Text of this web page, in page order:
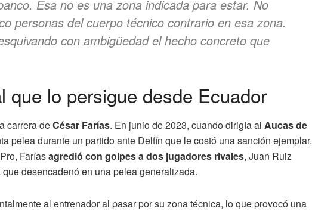
Esa no es una zona indicada para estar. No
personas del cuerpo técnico contrario en esa zona.
con ambigüedad el hecho concreto que
que lo persigue desde Ecuador
carrera deCésar Farías. En junio de 2023, cuando dirigía al Aucas de
pelea durante un partido ante Delfín que le costó una sanción ejemplar.
Faríasagredió con golpes a dos jugadores rivales, Juan Ruiz
desencadenó en una pelea generalizada.
al entrenador al pasar por su zona técnica, lo que provocó una